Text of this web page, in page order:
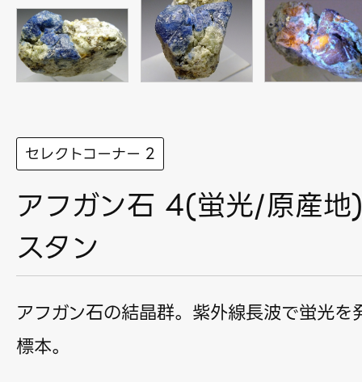
セレクトコーナー 2
アフガン石 4(蛍光/原産地
スタン
アフガン石の結晶群。紫外線長波で蛍光を
標本。